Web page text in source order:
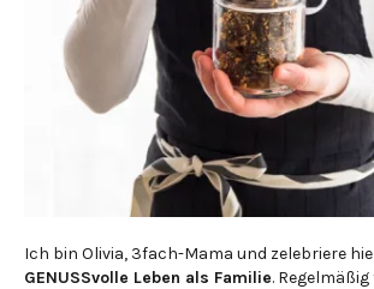
Ich bin Olivia, 3fach-Mama und zelebriere
GENUSSvolle Leben als Familie.